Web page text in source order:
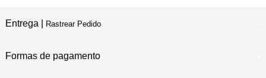
Entrega | Rastrear Pedido
Formas de pagamento